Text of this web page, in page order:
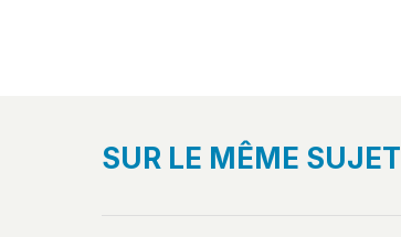
SUR LE MÊME SUJET